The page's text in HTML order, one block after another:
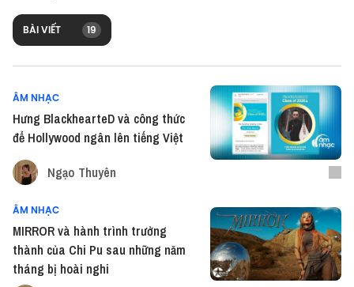
BÀI VIẾT 19
ÂM NHẠC
Hưng BlackhearteD và công thức
để Hollywood ngân lên tiếng Việt
Ngạo Thuyên
ÂM NHẠC
MIRROR và hành trình trưởng
thành của Chi Pu sau những năm
tháng bị hoài nghi